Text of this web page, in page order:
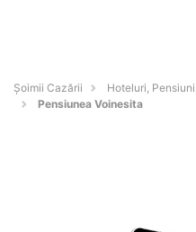
Șoimii Cazării
Hoteluri,
Pensiunea Voinesita